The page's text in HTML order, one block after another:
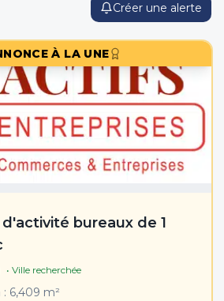
Créer une alerte
À LA UNE
bureaux de 1
• Ville recherchée
: 6,409 m²